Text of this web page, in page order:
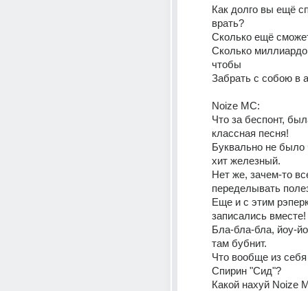
Как долго вы ещё
врать?
Сколько ещё
Сколько
чтобы
Забрать с собою в
Noize MC:
Что за беспонт,
классная песня!
Буквально не было
хит железный.
Нет же, зачем-то
переделывать
Еще и с этим
записались вместе!
Бла-бла-бла, йоу-
там бубнит.
Что вообще из себя
Спирин "Сид"?
Какой нахуй Noize